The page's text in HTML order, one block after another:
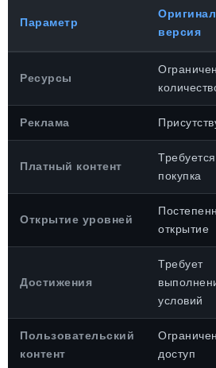
Параметр
версия
Ресурсы
Реклама
Платный контент
Требуется
покупка
Открытие уровней
открытие
Достижения
Требует
условий
Пользовательский
контент
доступ